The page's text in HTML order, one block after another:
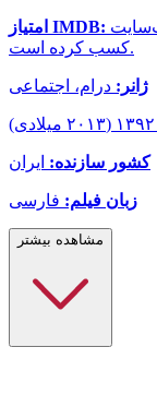
امتیاز IMDB:
کسب کرده است.
ژانر: درام، اجتماعی
کشور سازنده: ایران
زبان فیلم: فارسی
مشاهده بیشتر